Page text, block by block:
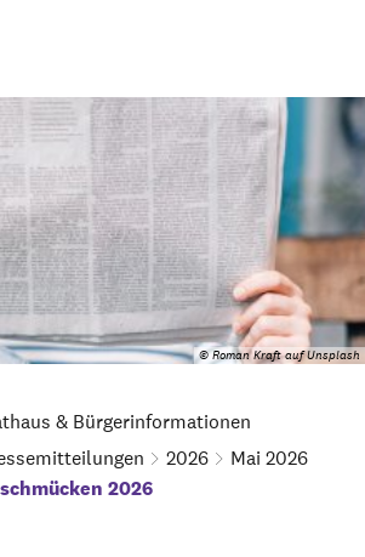
© Roman Kraft auf Unsplash
& Bürgerinformationen
2026 Mai 2026
2026